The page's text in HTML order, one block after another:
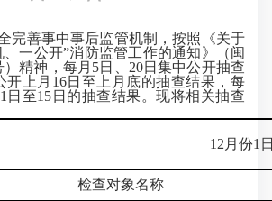
善事中事后监管机制，按照《关于
一公开”消防监管工作的通知》（闽
）精神，每月5日、20日集中公开抽查
开上月16日至上月底的抽查结果，每
日至15日的抽查结果。现将相关抽查
12月份1
检查对象名称